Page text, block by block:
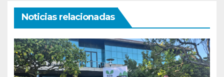
Noticias relacionadas